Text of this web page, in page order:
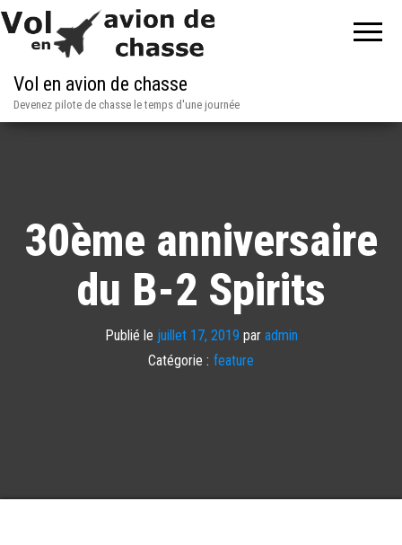
Vol en avion de chasse
Devenez pilote de chasse le temps d'une journée
30ème anniversaire
du B-2 Spirits
Publié le juillet 17, 2019 par admin
Catégorie : feature